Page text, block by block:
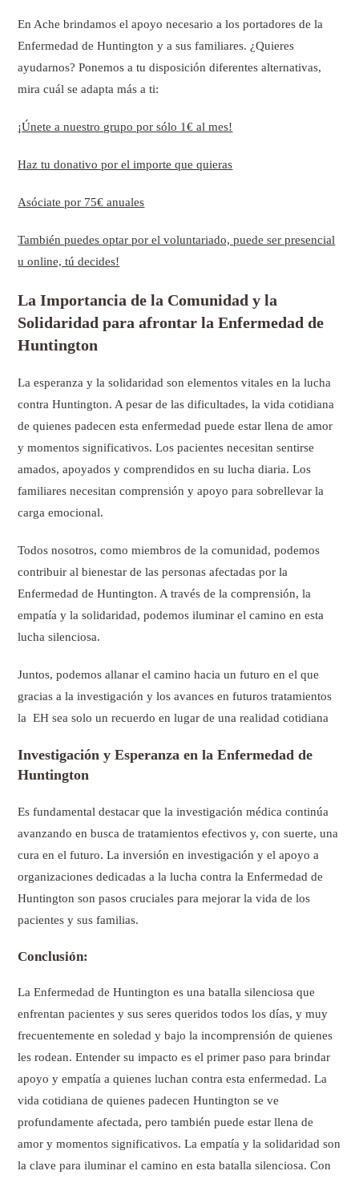
En Ache brindamos el apoyo necesario a los portadores de la
Enfermedad de Huntington y a sus familiares. ¿Quieres
ayudarnos? Ponemos a tu disposición diferentes alternativas,
mira cuál se adapta más a ti:
¡Únete a nuestro grupo por sólo 1€ al mes!
Haz tu donativo por el importe que quieras
Asóciate por 75€ anuales
También puedes optar por el voluntariado, puede ser presencial
u online, tú decides!
La Importancia de la Comunidad y la
Solidaridad para afrontar la Enfermedad de
Huntington
La esperanza y la solidaridad son elementos vitales en la lucha
contra Huntington. A pesar de las dificultades, la vida cotidiana
de quienes padecen esta enfermedad puede estar llena de amor
y momentos significativos. Los pacientes necesitan sentirse
amados, apoyados y comprendidos en su lucha diaria. Los
familiares necesitan comprensión y apoyo para sobrellevar la
carga emocional.
Todos nosotros, como miembros de la comunidad, podemos
contribuir al bienestar de las personas afectadas por la
Enfermedad de Huntington. A través de la comprensión, la
empatía y la solidaridad, podemos iluminar el camino en esta
lucha silenciosa.
Juntos, podemos allanar el camino hacia un futuro en el que
gracias a la investigación y los avances en futuros tratamientos
la EH sea solo un recuerdo en lugar de una realidad cotidiana
Investigación y Esperanza en la Enfermedad de
Huntington
Es fundamental destacar que la investigación médica continúa
avanzando en busca de tratamientos efectivos y, con suerte, una
cura en el futuro. La inversión en investigación y el apoyo a
organizaciones dedicadas a la lucha contra la Enfermedad de
Huntington son pasos cruciales para mejorar la vida de los
pacientes y sus familias.
Conclusión:
La Enfermedad de Huntington es una batalla silenciosa que
enfrentan pacientes y sus seres queridos todos los días, y muy
frecuentemente en soledad y bajo la incomprensión de quienes
les rodean. Entender su impacto es el primer paso para brindar
apoyo y empatía a quienes luchan contra esta enfermedad. La
vida cotidiana de quienes padecen Huntington se ve
profundamente afectada, pero también puede estar llena de
amor y momentos significativos. La empatía y la solidaridad son
la clave para iluminar el camino en esta batalla silenciosa. Con